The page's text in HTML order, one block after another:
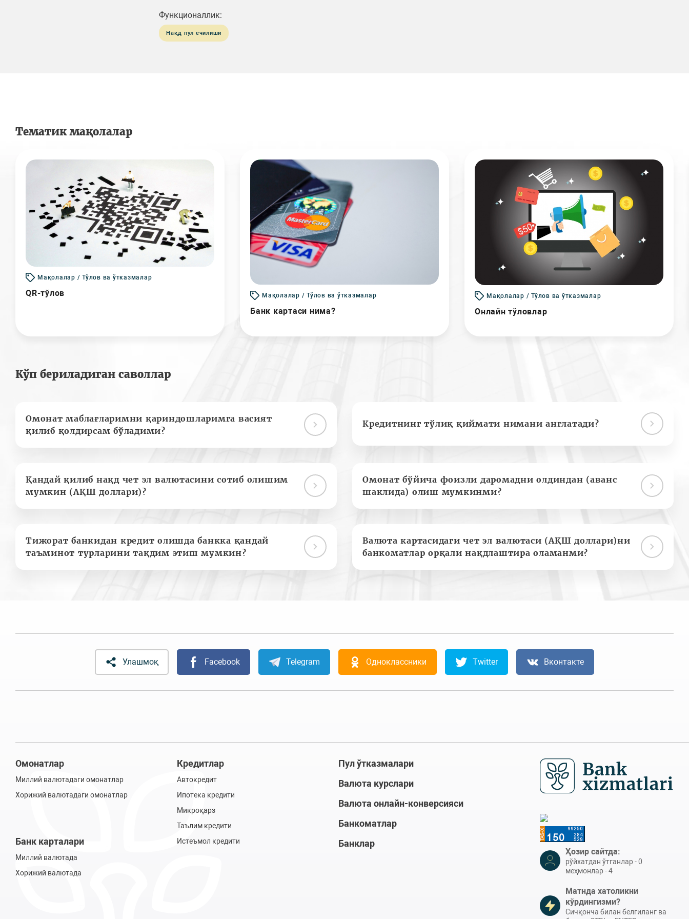
Функционаллик:
Нақд пул ечилиши
Тематик мақолалар
Мақолалар / Тўлов ва ўтказмалар
QR-тўлов Мақолалар / Тўлов ва ўтказмалар
Банк картаси нима?
Мақолалар / Тўлов ва ўтказмалар
Онлайн тўловлар
Кўп бериладиган саволлар
Омонат маблағларимни қариндошларимга васият
қилиб қолдирсам бўладими?
Кредитнинг тўлиқ қиймати нимани англатади?
Қандай қилиб нақд чет эл валютасини сотиб олишим
мумкин (АҚШ доллари)?
Омонат бўйича фоизли даромадни олдиндан (аванс
шаклида) олиш мумкинми?
Тижорат банкидан кредит олишда банкка қандай
таъминот турларини тақдим этиш мумкин?
Валюта картасидаги чет эл валютаси (АҚШ доллари)ни
банкоматлар орқали нақдлаштира оламанми?
Улашмоқ Facebook Telegram Одноклассники Twitter Вконтакте
Омонатлар
Миллий валютадаги омонатлар
Хорижий валютадаги омонатлар
Банк карталари
Миллий валютада
Хорижий валютада
Кредитлар
Автокредит
Ипотека кредити
Микроқарз
Таълим кредити
Истеъмол кредити
Пул ўтказмалари
Валюта курслари
Валюта онлайн-конверсияси
Банкоматлар
Банклар
Ҳозир сайтда:
рўйхатдан ўтганлар - 0
меҳмонлар - 4
Матнда хатоликни
кўрдингизми?
Сичқонча билан белгиланг ва